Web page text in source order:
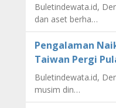
Buletindewata.id,
dan aset berha…
Pengalaman
Taiwan Pergi
Buletindewata.id,
musim din…